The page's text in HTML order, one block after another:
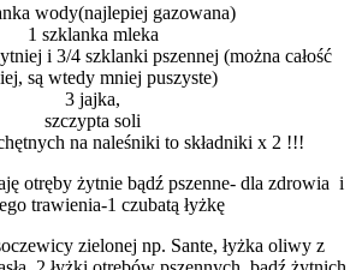
wody(najlepiej gazowana)
1 szklanka mleka
i 3/4 szklanki pszennej (można całość
są wtedy mniej puszyste)
3 jajka,
szczypta soli
na naleśniki to składniki x 2 !!!
otręby żytnie bądź pszenne- dla zdrowia i
trawienia-1 czubatą łyżkę
zielonej np. Sante, łyżka oliwy z